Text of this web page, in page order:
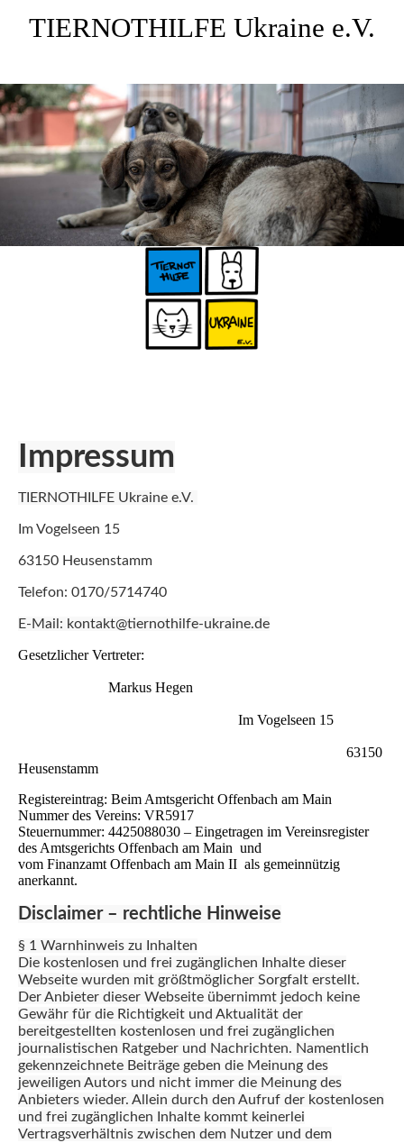
TIERNOTHILFE Ukraine e.V.
Impressum
TIERNOTHILFE Ukraine e.V.
Im Vogelseen 15
63150 Heusenstamm
Telefon: 0170/5714740
E-Mail: kontakt@tiernothilfe-ukraine.de
Gesetzlicher Vertreter:
Markus Hegen
Im Vogelseen 15
63150
Heusenstamm
Registereintrag: Beim Amtsgericht Offenbach am Main
Nummer des Vereins: VR5917
Steuernummer: 4425088030 – Eingetragen im Vereinsregister
des Amtsgerichts Offenbach am Main und
vom Finanzamt Offenbach am Main II als gemeinnützig
anerkannt.
Disclaimer – rechtliche Hinweise
§ 1 Warnhinweis zu Inhalten
Die kostenlosen und frei zugänglichen Inhalte dieser
Webseite wurden mit größtmöglicher Sorgfalt erstellt.
Der Anbieter dieser Webseite übernimmt jedoch keine
Gewähr für die Richtigkeit und Aktualität der
bereitgestellten kostenlosen und frei zugänglichen
journalistischen Ratgeber und Nachrichten. Namentlich
gekennzeichnete Beiträge geben die Meinung des
jeweiligen Autors und nicht immer die Meinung des
Anbieters wieder. Allein durch den Aufruf der kostenlosen
und frei zugänglichen Inhalte kommt keinerlei
Vertragsverhältnis zwischen dem Nutzer und dem